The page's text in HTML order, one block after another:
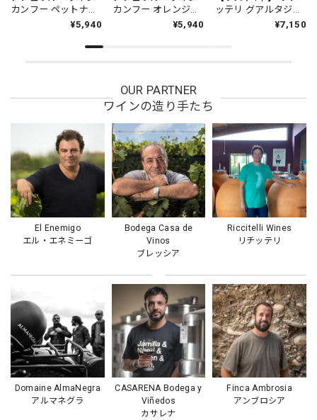
OUR PARTNER
ワインの造り手たち
El Enemigo
エル・エネミーゴ
Bodega Casa de
Vinos
ブレッシア
Riccitelli Wines
リチッテリ
Domaine AlmaNegra
アルマネグラ
CASARENA Bodega y
Viñedos
カサレナ
Finca Ambrosia
アンブロシア
カンフー ペットナッ
ト 2024 リチッテリ・
泡ロゼ] 酸化防止剤無
¥5,940
カンフー オレンジ
2024 リチッテリ・ワ
¥5,940
ッテリ グアルタジャ
リー カベルネ・フラ
¥7,150